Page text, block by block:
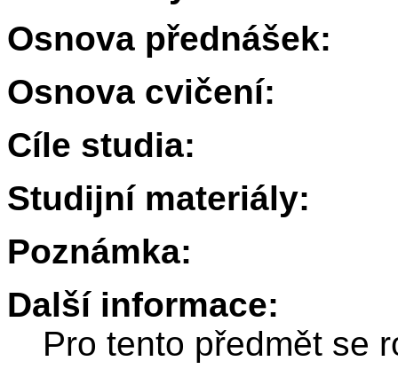
Osnova přednášek:
Osnova cvičení:
Cíle studia:
Studijní materiály:
Poznámka:
Další informace:
Pro tento předmět se